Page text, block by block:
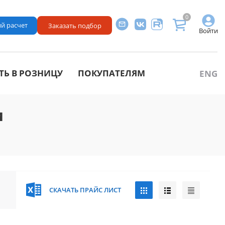
Войти
0
расчет Заказать подбор
В РОЗНИЦУ ПОКУПАТЕЛЯМ ENG
СКАЧАТЬ ПРАЙС ЛИСТ